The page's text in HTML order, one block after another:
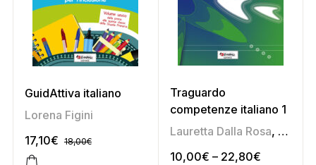
GuidAttiva italiano
Lorena Figini
17,10€ 18,00€
Traguardo
competenze italiano 1
Lauretta Dalla Rosa, Liliana
10,00€ – 22,80€